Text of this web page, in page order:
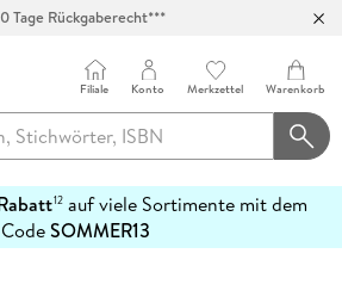
Tage Rückgaberecht***
Filiale Konto Merkzettel Warenkorb
12auf viele Sortimente mit dem
CodeSOMMER13